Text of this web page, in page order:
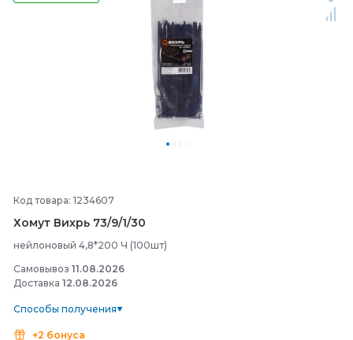
Код товара: 1234607
Хомут Вихрь 73/9/1/30
нейлоновый 4,8*200 Ч (100шт)
Самовывоз 11.08.2026
Доставка 12.08.2026
Способы получения
+2 бонуса